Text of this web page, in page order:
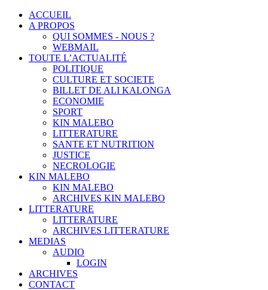
ACCUEIL
A PROPOS
QUI SOMMES - NOUS ?
WEBMAIL
TOUTE L’ACTUALITÉ
POLITIQUE
CULTURE ET SOCIETE
BILLET DE ALI KALONGA
ECONOMIE
SPORT
KIN MALEBO
LITTERATURE
SANTE ET NUTRITION
JUSTICE
NECROLOGIE
KIN MALEBO
KIN MALEBO
ARCHIVES KIN MALEBO
LITTERATURE
LITTERATURE
ARCHIVES LITTERATURE
MEDIAS
AUDIO
LOGIN
ARCHIVES
CONTACT